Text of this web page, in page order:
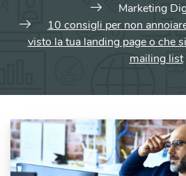
Marketing
10 consigli per non
visto la tua landing page o che
mailing list